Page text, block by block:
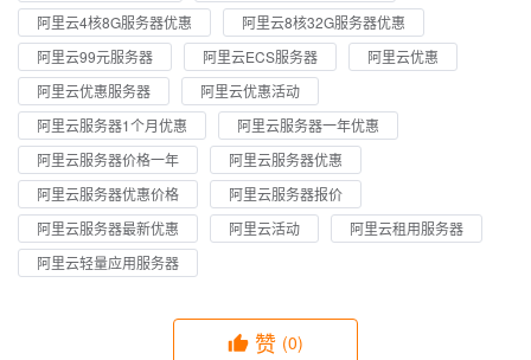
阿里云4核8G服务器优惠
阿里云8核32G服务器优惠
阿里云99元服务器
阿里云ECS服务器
阿里云优惠
阿里云优惠服务器
阿里云优惠活动
阿里云服务器1个月优惠
阿里云服务器一年优惠
阿里云服务器价格一年
阿里云服务器优惠
阿里云服务器优惠价格
阿里云服务器报价
阿里云服务器最新优惠
阿里云活动
阿里云租用服务器
阿里云轻量应用服务器
赞 (0)